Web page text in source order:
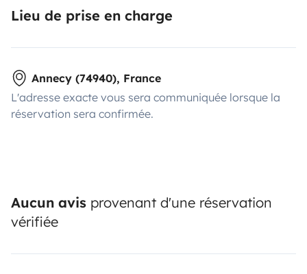
Lieu de prise en charge
Annecy (74940), France
L'adresse exacte vous sera communiquée lorsque la
réservation sera confirmée.
Aucun avis provenant d'une réservation
vérifiée